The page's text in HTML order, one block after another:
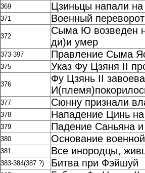
369 Цзиньцы напали
371 Военный
372
Сыма Ю возведен
ди)и умер
373-397 Правление Сыма
375 Указ Фу Цзяня II
376
Фу Цзянь II
377 Сюнну признали
378 Нападение Цинь
379 Падение Саньяна и
380 Основание
381 Все инородцы,
383-384(387 ?) Битва при Фэйшуй